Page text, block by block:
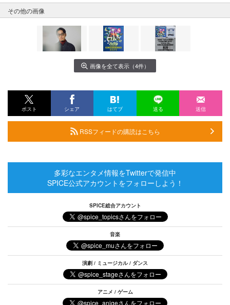
その他の画像
画像を全て表示（4件）
ポスト シェア はてブ 送る 送信
RSSフィードの購読はこちら
多彩なエンタメ情報をTwitterで発信中
SPICE公式アカウントをフォローしよう！
SPICE総合アカウント
音楽
演劇 / ミュージカル / ダンス
アニメ / ゲーム